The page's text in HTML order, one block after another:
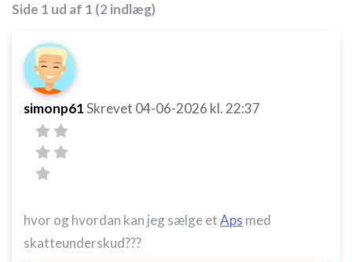
Side 1 ud af 1 (2 indlæg)
simonp61Skrevet 04-06-2026 kl. 22:37
hvor og hvordan kan jeg sælge etAps med
skatteunderskud???